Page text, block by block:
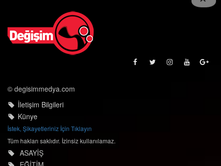
© degisimmedya.com
İletişim Bilgileri
Künye
İstek, Şikayetleriniz İçin Tıklayın
Tüm hakları saklıdır. İzinsiz kullanılamaz.
ASAYİŞ